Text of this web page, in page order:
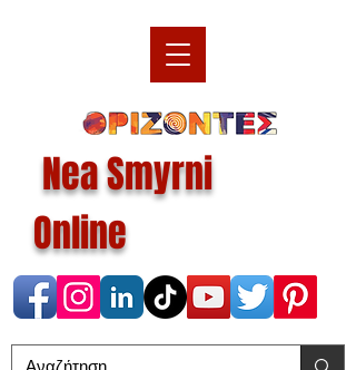
Nea Smyrni
Online